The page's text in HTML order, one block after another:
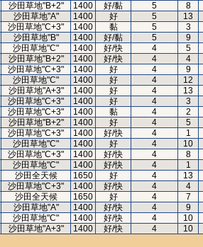
沙田草地"B+2" 1400 好/黏 5
8
沙田草地"A" 1400 好 5
13
沙田草地"C+3" 1400 黏 5
3
沙田草地"B" 1400 好/黏 5
9
沙田草地"C" 1400 好/快 4
5
沙田草地"B+2" 1400 好/快 4
4
沙田草地"C+3" 1400 好 4
9
沙田草地"C" 1400 好 4
12
沙田草地"A+3" 1400 好 4
13
沙田草地"C+3" 1400 好 4
3
沙田草地"C+3" 1400 黏 4
2
沙田草地"B+2" 1400 好 4
5
沙田草地"C+3" 1400 好/快 4
1
沙田草地"C" 1400 好 4
10
沙田草地"C+3" 1400 好/快 4
8
沙田草地"C" 1400 好/快 4
1
沙田全天候 1650 好 4
13
沙田草地"C+3" 1400 好/快 4
4
沙田全天候 1650 好 4
7
沙田草地"A" 1400 好/快 4
9
沙田草地"C" 1400 好/快 4
10
沙田草地"A+3" 1400 好/快 4
10